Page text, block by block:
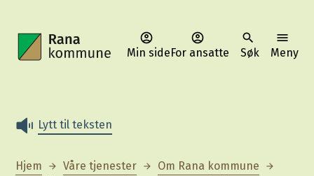
Min sideFor ansatte Søk Meny
Lytt til teksten
Du er her:
Hjem Våre tjenester
Om Rana kommune